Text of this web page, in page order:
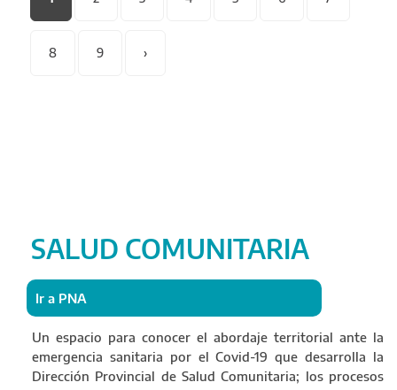
8 9 ›
SALUD COMUNITARIA
Ir a PNA
Un espacio para conocer el abordaje territorial ante la
emergencia sanitaria por el Covid-19 que desarrolla la
Dirección Provincial de Salud Comunitaria; los procesos